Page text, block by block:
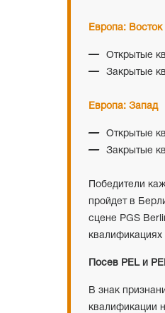
Европа: Восток
Открытые
Закрытые
Европа: Запад
Открытые
Закрытые
Победители
пройдет в
сцене PGS
квалификациях
Посев PEL и
В знак
квалификации